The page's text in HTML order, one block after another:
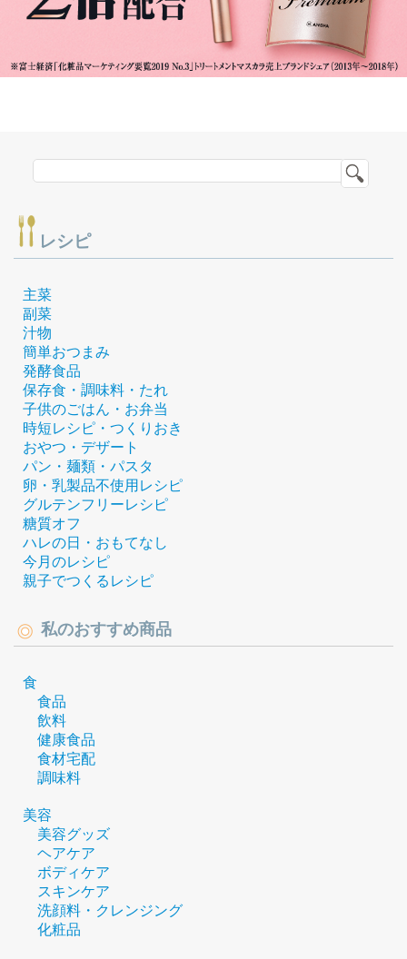
レシピ
主菜
副菜
汁物
簡単おつまみ
発酵食品
保存食・調味料・たれ
子供のごはん・お弁当
時短レシピ・つくりおき
おやつ・デザート
パン・麺類・パスタ
卵・乳製品不使用レシピ
グルテンフリーレシピ
糖質オフ
ハレの日・おもてなし
今月のレシピ
親子でつくるレシピ
私のおすすめ商品
食
食品
飲料
健康食品
食材宅配
調味料
美容
美容グッズ
ヘアケア
ボディケア
スキンケア
洗顔料・クレンジング
化粧品